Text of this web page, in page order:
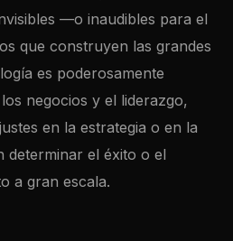
—o inaudibles para el
que construyen las grandes
es poderosamente
negocios y el liderazgo,
en la estrategia o en la
determinar el éxito o el
a gran escala.